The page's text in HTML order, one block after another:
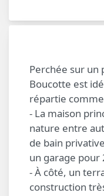
Perchée sur un
Boucotte est
répartie
- La maison
nature entre
de bain
un garage pour
- À côté, un
construction